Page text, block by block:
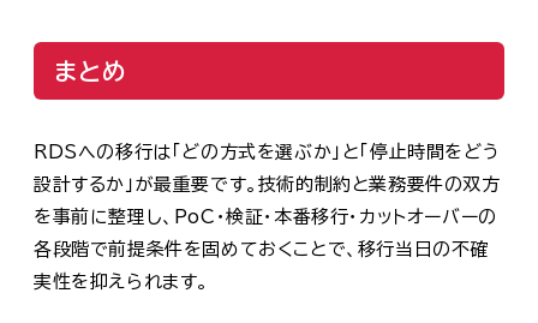
まとめ
RDSへの移行は「どの方式を選ぶか」と「停止時間をどう
設計するか」が最重要です。技術的制約と業務要件の双方
を事前に整理し、PoC・検証・本番移行・カットオーバーの
各段階で前提条件を固めておくことで、移行当日の不確
実性を抑えられます。